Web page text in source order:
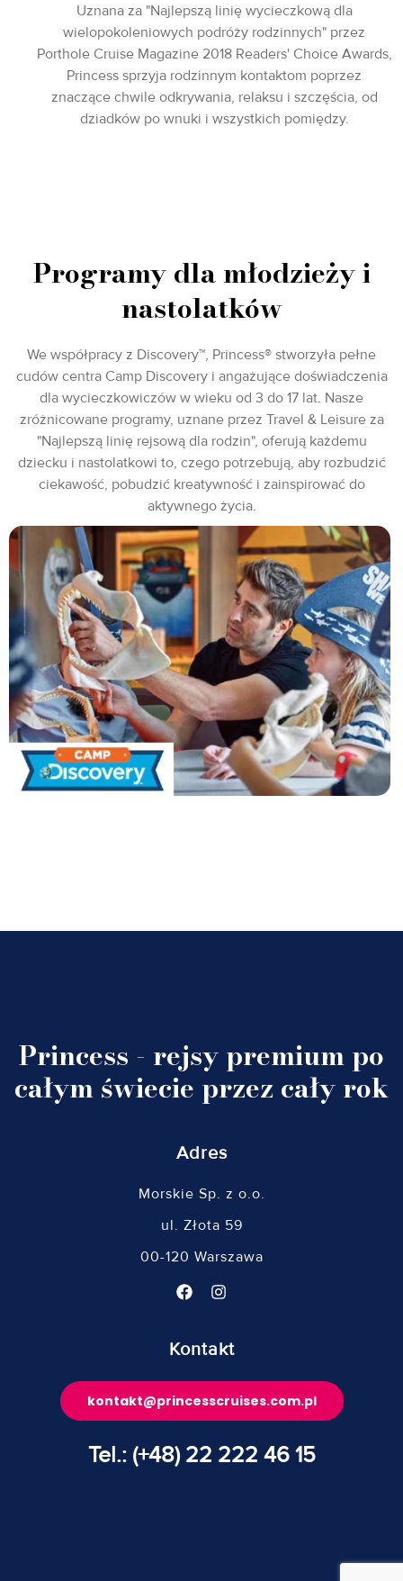
Uznana za "Najlepszą linię wycieczkową dla
wielopokoleniowych podróży rodzinnych" przez
Porthole Cruise Magazine 2018 Readers' Choice Awards,
Princess sprzyja rodzinnym kontaktom poprzez
znaczące chwile odkrywania, relaksu i szczęścia, od
dziadków po wnuki i wszystkich pomiędzy.
Programy dla młodzieży i
nastolatków
We współpracy z Discovery™, Princess® stworzyła pełne
cudów centra Camp Discovery i angażujące doświadczenia
dla wycieczkowiczów w wieku od 3 do 17 lat. Nasze
zróżnicowane programy, uznane przez Travel & Leisure za
"Najlepszą linię rejsową dla rodzin", oferują każdemu
dziecku i nastolatkowi to, czego potrzebują, aby rozbudzić
ciekawość, pobudzić kreatywność i zainspirować do
aktywnego życia.
Princess - rejsy premium po
całym świecie przez cały rok
Adres
Morskie Sp. z o.o.
ul. Złota 59
00-120 Warszawa
Kontakt
kontakt@princesscruises.com.pl
Tel.: (+48) 22 222 46 15